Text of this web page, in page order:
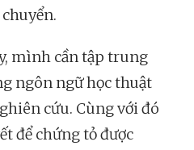
chuyển.
mình cần tập trung
ngôn ngữ học thuật
cứu. Cùng với đó
để chứng tỏ được